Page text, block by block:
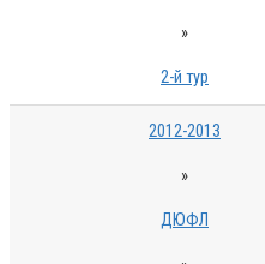
»
2-й тур
2012-2013
»
ДЮФЛ